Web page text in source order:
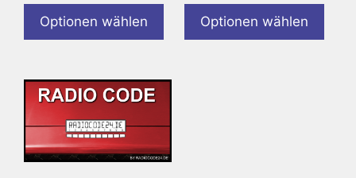
Optionen wählen Optionen wählen